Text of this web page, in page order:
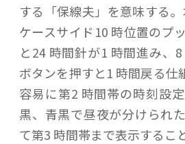
する「保線夫」を意味する
ケースサイド10 時位置のプ
と24 時間針が1 時間進み、
ボタンを押すと1 時間戻る仕
容易に第2 時間帯の時刻設
黒、青黒で昼夜が分けられ
て第3 時間帯まで表示する